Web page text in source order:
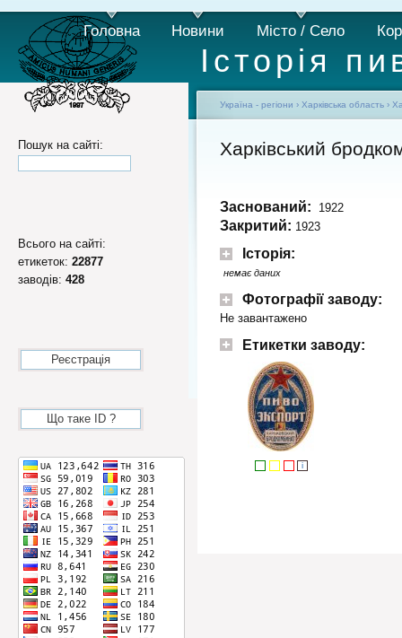
Історія
Головна Новини Місто / Село
Пошук на сайті:
Всього на сайті:
етикеток: 22877
заводів: 428
Реєстрація
Що таке ID ?
Україна - регіони › Харківська область ›
Харківський
Заснований: 1922
Закритий: 1923
Історія:
немає даних
Фотографії заводу:
Не завантажено
Етикетки заводу:
i